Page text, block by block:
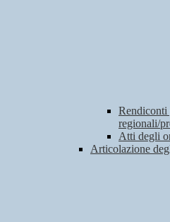
Rendiconti
regionali/
Atti degli
Articolazione